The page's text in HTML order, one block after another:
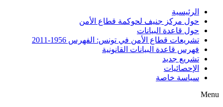
الرئيسية
حول مركز جنيف لحوكمة قطاع الأمن
حول قاعدة البيانات
تشريعات قطاع الأمن في تونس: الفهرس 1956-2011
فهرس قاعدة البيانات القانونية
تشريع جديد
الإحصائيات
سياسة خاصة
Menu